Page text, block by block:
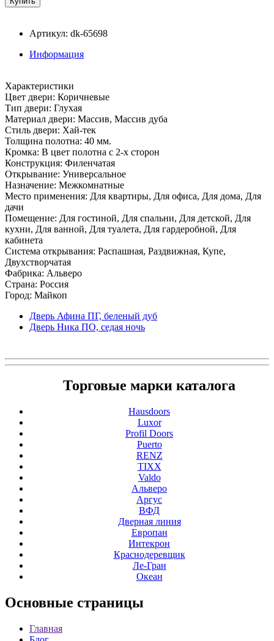
Артикул: dk-65698
Информация
Характеристики
Цвет двери: Коричневые
Тип двери: Глухая
Материал двери: Массив, Массив дуба
Стиль двери: Хай-тек
Толщина полотна: 40 мм.
Кромка: В цвет полотна с 2-х сторон
Конструкция: Филенчатая
Открывание: Универсальное
Назначение: Межкомнатные
Место применения: Для квартиры, Для офиса, Для дома, Для
дачи
Помещение: Для гостиной, Для спальни, Для детской, Для
кухни, Для ванной, Для туалета, Для гардеробной, Для
кабинета
Система открывания: Распашная, Раздвижная, Купе,
Двухстворчатая
Фабрика: Альверо
Страна: Россия
Город: Майкоп
Дверь Афина ПГ, беленый дуб
Дверь Ника ПО, седая ночь
Торговые марки каталога
Hausdoors
Luxor
Profil Doors
Puerto
RENZ
TIXX
Valdo
Альверо
Аргус
ВФД
Дверная линия
Европан
Интекрон
Краснодеревщик
Ле-Гран
Океан
Основные страницы
Главная